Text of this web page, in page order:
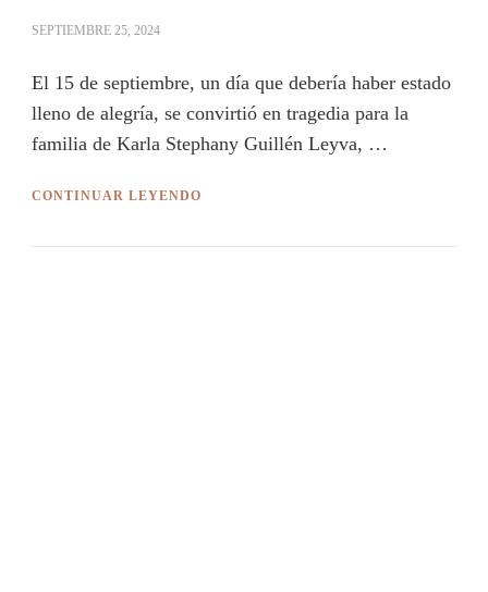
SEPTIEMBRE 25, 2024
El 15 de septiembre, un día que debería haber estado
lleno de alegría, se convirtió en tragedia para la
familia de Karla Stephany Guillén Leyva, …
CONTINUAR LEYENDO